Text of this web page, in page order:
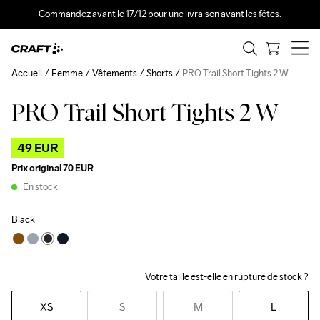
Commandez avant le 17/12 pour une livraison avant les fêtes.
PRO Trail Short Tights 2 W
49 EUR
Prix original70 EUR
En stock
Black
Votre taille est-elle en rupture de stock ?
XS S M L
Accueil Femme Vêtements Shorts PRO Trail Short Tights 2 W
Outlet